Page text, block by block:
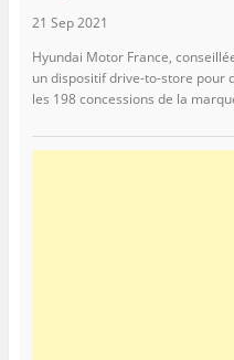
21 Sep 2021
Hyundai Motor France,
un dispositif drive-to-store pour
les 198 concessions de la